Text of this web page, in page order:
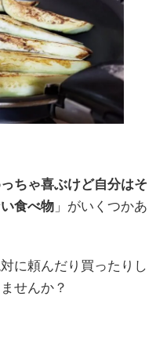
ちゃ喜ぶけど自分はそ
食べ物 」がいくつかあ
に頼んだり買ったりし
せんか？